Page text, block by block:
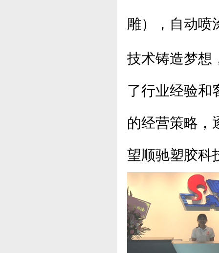
雕），自动喷
技术铸造梦想
了行业经验和
的经营策略，
望顺驰塑胶科